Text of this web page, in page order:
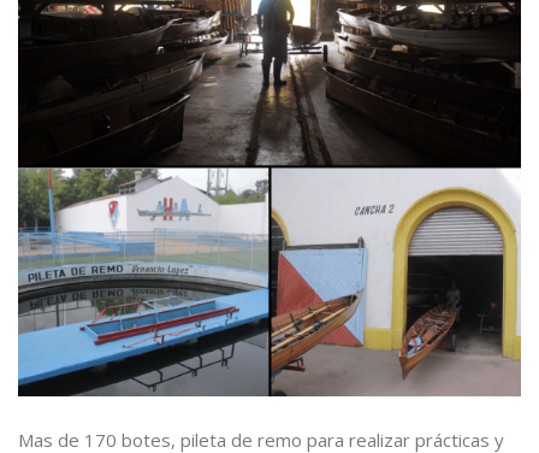
Mas de 170 botes, pileta de remo para realizar prácticas y